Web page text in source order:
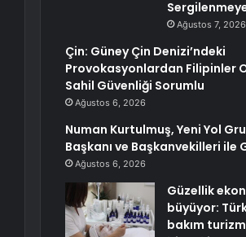
Ağustos 7, 2026
Çin: Güney Çin Denizi’ndeki
Provokasyonlardan Filipinler
Sahil Güvenliği Sorumlu
Ağustos 6, 2026
Numan Kurtulmuş, Yeni Yol
Başkanı ve Başkanvekilleri ile
Ağustos 6, 2026
Güzellik
büyüyor:
bakım